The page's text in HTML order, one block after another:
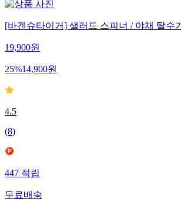
[바겐슈타이거] 샐러드 스피너 / 야채 탈수기
19,900원
25%14,900원
4.5
(8)
447 적립
무료배송